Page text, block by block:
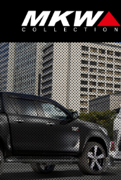
WHAT'S NEW
WHEEL LINEUP
OTHER PRODUCT
PHOTO GALLERY